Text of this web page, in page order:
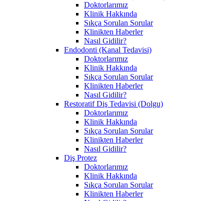
Doktorlarımız
Klinik Hakkında
Sıkça Sorulan Sorular
Klinikten Haberler
Nasıl Gidilir?
Endodonti (Kanal Tedavisi)
Doktorlarımız
Klinik Hakkında
Sıkça Sorulan Sorular
Klinikten Haberler
Nasıl Gidilir?
Restoratif Diş Tedavisi (Dolgu)
Doktorlarımız
Klinik Hakkında
Sıkça Sorulan Sorular
Klinikten Haberler
Nasıl Gidilir?
Diş Protez
Doktorlarımız
Klinik Hakkında
Sıkça Sorulan Sorular
Klinikten Haberler